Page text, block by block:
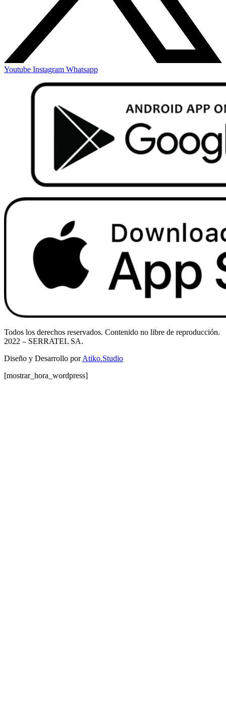
Youtube Instagram Whatsapp
Todos los derechos reservados. Contenido no libre de reproducción.
2022 – SERRATEL SA.
Diseño y Desarrollo porAtiko.Studio
[mostrar_hora_wordpress]